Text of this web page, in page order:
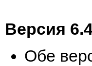
Версия
Обе